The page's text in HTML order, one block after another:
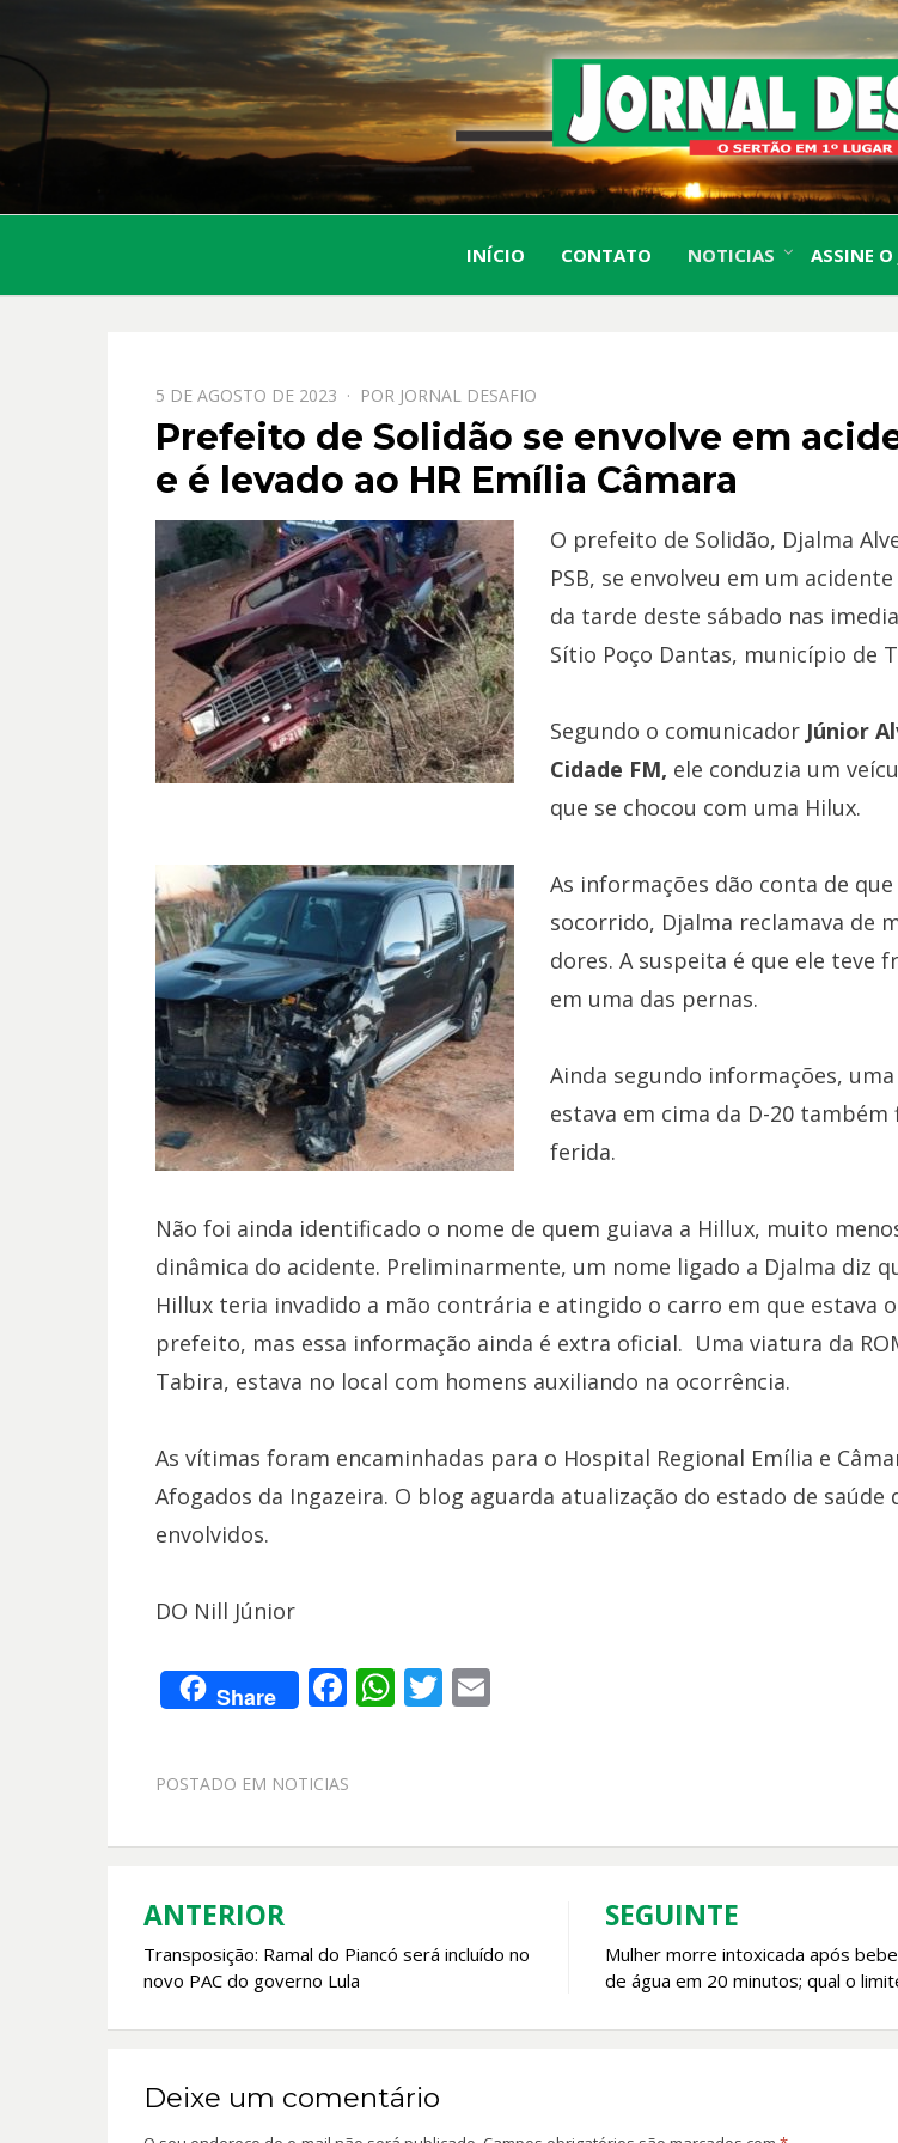
O Sertão
INÍCIO CONTATO NOTICIAS ASSINE O
PPOSTADO
EM
5 DE AGOSTO DE 2023 POR JORNAL DESAFIO
Prefeito de Solidão se envolve em
e é levado ao HR Emília Câmara
O prefeito de Solidão, Djalma
PSB, se envolveu em um
da tarde deste sábado nas
Sítio Poço Dantas, município de
Segundo o comunicador Júnior
Cidade FM, ele conduzia um
que se chocou com uma Hilux.
As informações dão conta de
socorrido, Djalma reclamava de
dores. A suspeita é que ele teve
em uma das pernas.
Ainda segundo informações,
estava em cima da D-20 também
ferida.
Não foi ainda identificado o nome de quem guiava a Hillux, muito
dinâmica do acidente. Preliminarmente, um nome ligado a Djalma diz
Hillux teria invadido a mão contrária e atingido o carro em que estava o
prefeito, mas essa informação ainda é extra oficial. Uma viatura da
Tabira, estava no local com homens auxiliando na ocorrência.
As vítimas foram encaminhadas para o Hospital Regional Emília e
Afogados da Ingazeira. O blog aguarda atualização do estado de saúde
envolvidos.
DO Nill Júnior
Share F
b
o
W
A
T E
POSTADO EM NOTICIAS
Navegação
de
ANTERIOR
Transposição: Ramal do Piancó será incluído no
novo PAC do governo Lula
SEGUINTE
Mulher morre intoxicada após
de água em 20 minutos; qual o
Deixe um comentário